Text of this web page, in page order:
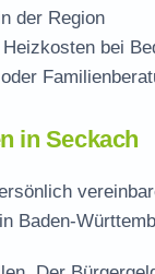
der Region
bei
in Seckach
Baden-